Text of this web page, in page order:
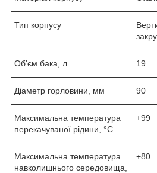
Тип корпусу
Об'єм бака, л 19
Діаметр горловини, мм 90
Максимальна температура
перекачуваної рідини, °C
+99
Максимальна температура
навколишнього середовища,
+80